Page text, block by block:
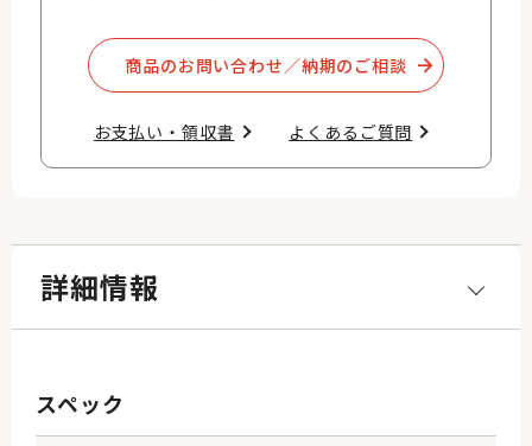
商品のお問い合わせ／納期のご相談​
お支払い・領収書​ よくあるご質問​
詳細情報
スペック